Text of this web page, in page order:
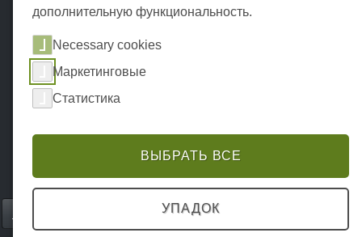
Рестораны
дополнительную функциональность.
Necessary cookies
Маркетинговые
Статистика
ВЫБРАТЬ ВСЕ
УПАДОК